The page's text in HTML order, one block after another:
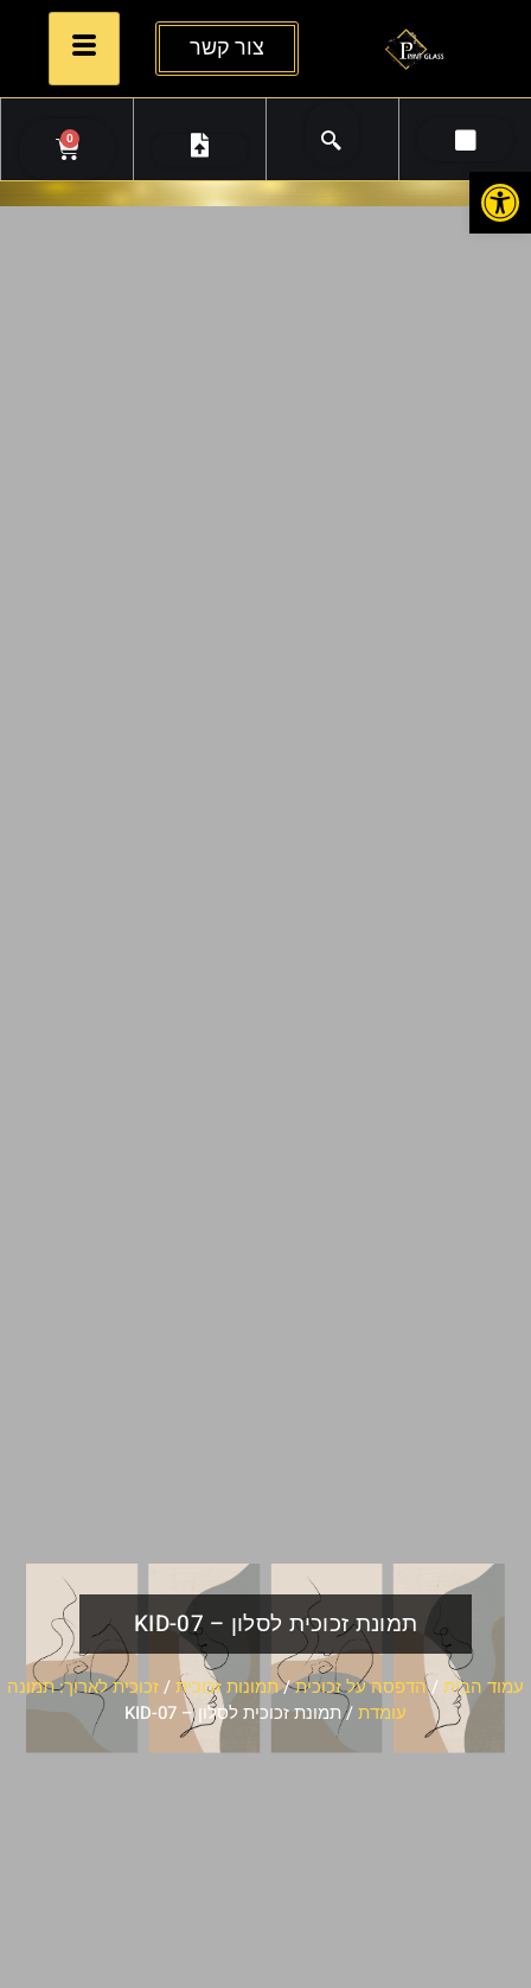
פתח סרגל נגישות
צור קשר
0
תמונת זכוכית לסלון – KID-07
עמוד הבית /הדפסה על זכוכית/תמונות זכוכית/זכוכית לארוך: תמונה
עומדת/ תמונת זכוכית לסלון – KID-07